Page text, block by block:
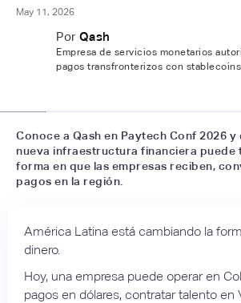
May 11, 2026
Por Qash
Empresa de servicios monetarios
pagos transfronterizos con stablecoins
Conoce a Qash en Paytech Conf 2026
nueva infraestructura financiera puede
forma en que las empresas reciben,
pagos en la región.
América Latina está cambiando la
dinero.
Hoy, una empresa puede operar en
pagos en dólares, contratar talento en